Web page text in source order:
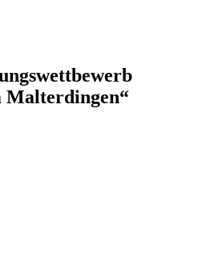
Malterdingen“